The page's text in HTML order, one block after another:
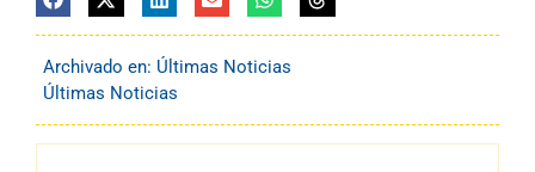
Archivado en: Últimas Noticias
Últimas Noticias